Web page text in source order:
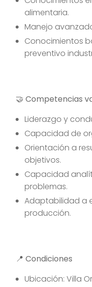
alimentaria.
Manejo
Conocimientos
preventivo
🤝 Competencias
Liderazgo y
Capacidad de
Orientación a
objetivos.
Capacidad
problemas.
Adaptabilidad a
producción.
📍 Condiciones
Ubicación: Villa